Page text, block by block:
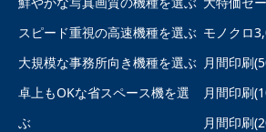
スピード重視の高速機種を選ぶ
大規模な事務所向き機種を選ぶ
卓上もOKな省スペース機を選
ぶ
モノクロ
月間印刷
月間印刷
月間印刷